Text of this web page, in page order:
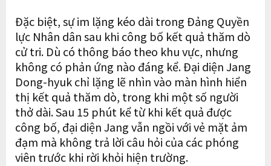
Đặc biệt, sự im lặng kéo dài trong Đảng Quyền
lực Nhân dân sau khi công bố kết quả thăm dò
cử tri. Dù có thông báo theo khu vực, nhưng
không có phản ứng nào đáng kể. Đại diện Jang
Dong-hyuk chỉ lặng lẽ nhìn vào màn hình hiển
thị kết quả thăm dò, trong khi một số người
thở dài. Sau 15 phút kể từ khi kết quả được
công bố, đại diện Jang vẫn ngồi với vẻ mặt ảm
đạm mà không trả lời câu hỏi của các phóng
viên trước khi rời khỏi hiện trường.